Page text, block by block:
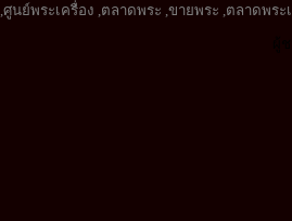
,ศูนย์พระเครื่อง ,ตลาดพระ ,ขายพระ ,ตลาดพระ